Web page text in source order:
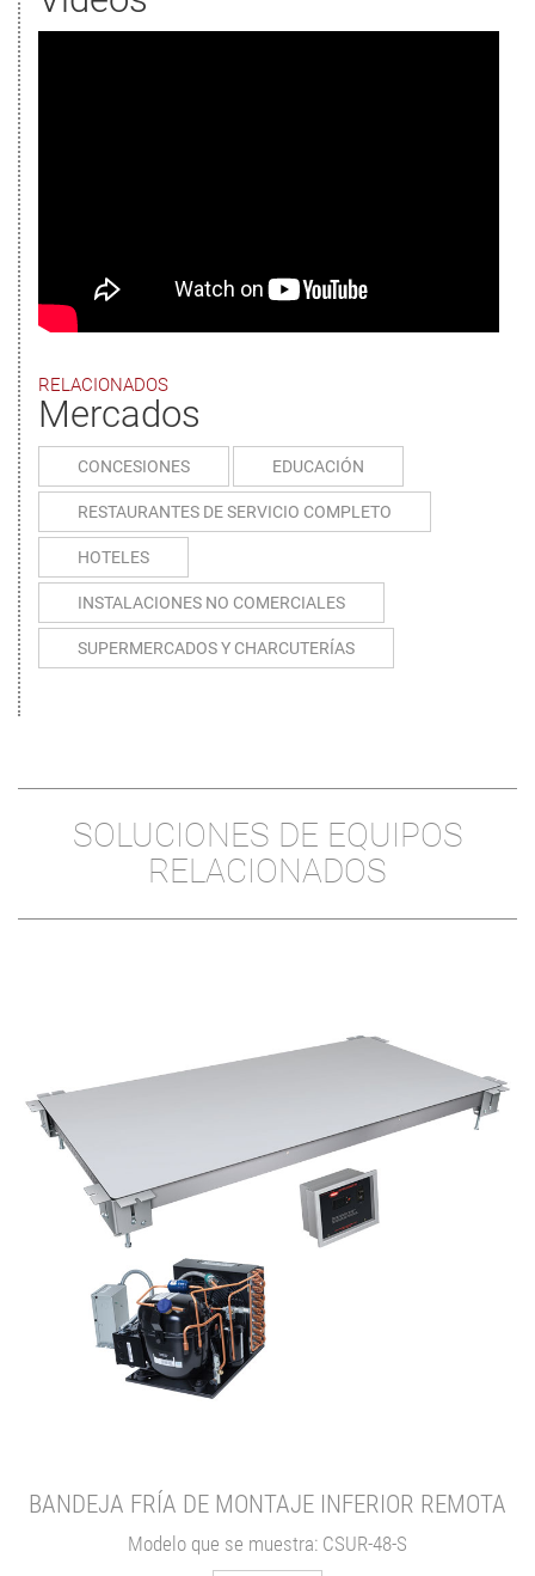
RELACIONADOS
Mercados
CONCESIONES EDUCACIÓN
RESTAURANTES DE SERVICIO COMPLETO
HOTELES
INSTALACIONES NO COMERCIALES
SUPERMERCADOS Y CHARCUTERÍAS
SOLUCIONES DE EQUIPOS
RELACIONADOS
BANDEJA FRÍA DE MONTAJE INFERIOR REMOTA
Modelo que se muestra: CSUR-48-S